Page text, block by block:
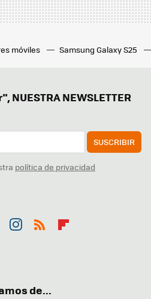
móviles Samsung Galaxy S25
NEWSLETTER
SUSCRIBIR
política de privacidad
de...